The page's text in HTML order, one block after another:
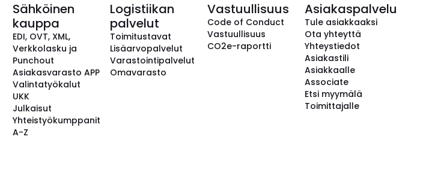
Sähköinen
kauppa
EDI, OVT, XML,
Verkkolasku ja
Punchout
Asiakasvarasto APP
Valintatyökalut
UKK
Julkaisut
Yhteistyökumppanit
A-Z
Logistiikan
palvelut
Toimitustavat
Lisäarvopalvelut
Varastointipalvelut
Omavarasto
Vastuullisuus
Code of Conduct
Vastuullisuus
CO2e-raportti
Asiakaspalvelu
Tule asiakkaaksi
Ota yhteyttä
Yhteystiedot
Asiakastili
Asiakkaalle
Associate
Etsi myymälä
Toimittajalle